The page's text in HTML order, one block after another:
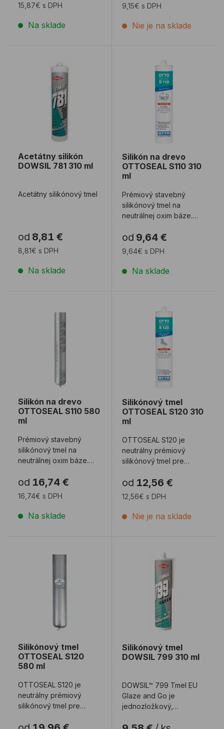
15,87€ s DPH
Na sklade
9,15€ s DPH
Nie je na sklade
Acetátny silikón DOWSIL 781 310 ml
Acetátny silikón
DOWSIL 781 310 ml
Acetátny silikónový tmel
od 8,81 €
8,81€ s DPH
Na sklade
Silikón na drevo
Silikón na drevo
OTTOSEAL S110 310
ml
Prémiový stavebný
silikónový tmel na
neutrálnej oxim báze.
plesniam. Tmel sa ...
od 9,64 €
9,64€ s DPH
Na sklade
Silikón na drevo OTTOSEAL S110 580 ml
Silikón na drevo
OTTOSEAL S110 580
ml
Prémiový stavebný
silikónový tmel na
neutrálnej oxim báze.
plesniam. Tmel sa ...
od 16,74 €
16,74€ s DPH
Na sklade
Silikónový tmel
Silikónový tmel
OTTOSEAL S120 310
ml
OTTOSEAL S120 je
neutrálny prémiový
silikónový tmel pre
aj v matných farbách. ...
od 12,56 €
12,56€ s DPH
Nie je na sklade
Silikónový tmel OTTOSEAL S120 580 ml
Silikónový tmel
OTTOSEAL S120
580 ml
OTTOSEAL S120 je
neutrálny prémiový
silikónový tmel pre
aj v matných farbách. ...
Silikónový tmel DOWSIL
Silikónový tmel
DOWSIL 799 310 ml
DOWSIL™ 799 Tmel EU
Glaze and Go je
jednozložkový,
nízkomodulový